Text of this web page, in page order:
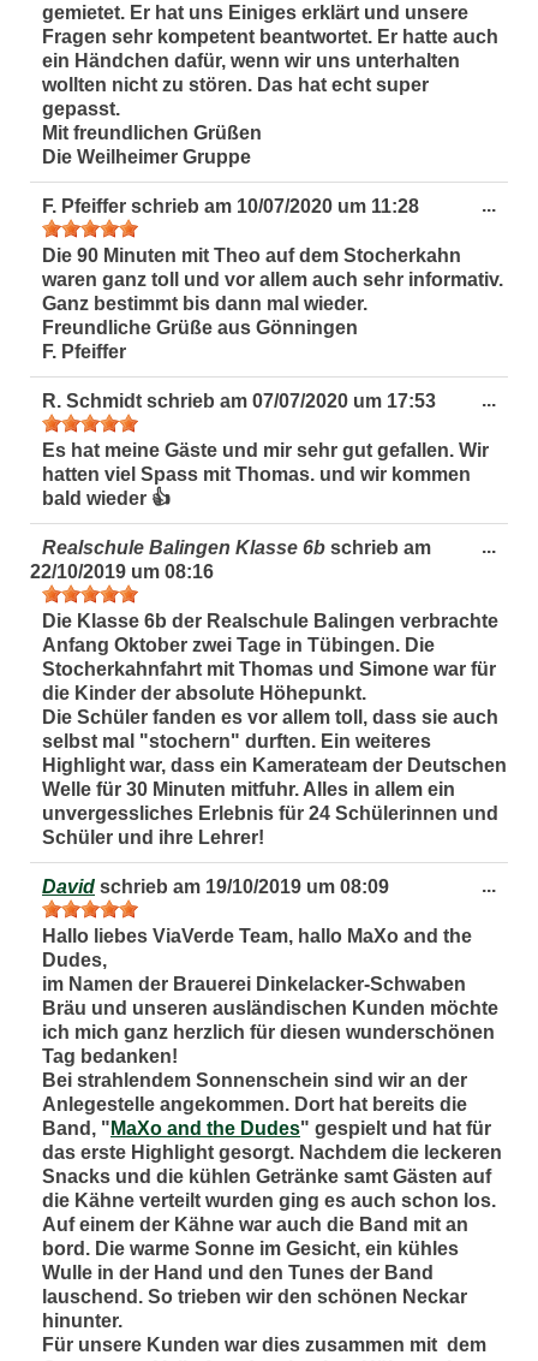
gemietet. Er hat uns Einiges erklärt und unsere
Fragen sehr kompetent beantwortet. Er hatte auch
ein Händchen dafür, wenn wir uns unterhalten
wollten nicht zu stören. Das hat echt super
gepasst.
Mit freundlichen Grüßen
Die Weilheimer Gruppe
F. Pfeiffer schrieb am 10/07/2020 um 11:28
Die 90 Minuten mit Theo auf dem Stocherkahn
waren ganz toll und vor allem auch sehr informativ.
Ganz bestimmt bis dann mal wieder.
Freundliche Grüße aus Gönningen
F. Pfeiffer
...
R. Schmidt schrieb am 07/07/2020 um 17:53
Es hat meine Gäste und mir sehr gut gefallen. Wir
hatten viel Spass mit Thomas. und wir kommen
bald wieder 👍
...
Realschule Balingen Klasse 6b schrieb am
22/10/2019 um 08:16
Die Klasse 6b der Realschule Balingen verbrachte
Anfang Oktober zwei Tage in Tübingen. Die
Stocherkahnfahrt mit Thomas und Simone war für
die Kinder der absolute Höhepunkt.
Die Schüler fanden es vor allem toll, dass sie auch
selbst mal "stochern" durften. Ein weiteres
Highlight war, dass ein Kamerateam der Deutschen
Welle für 30 Minuten mitfuhr. Alles in allem ein
unvergessliches Erlebnis für 24 Schülerinnen und
Schüler und ihre Lehrer!
...
David schrieb am 19/10/2019 um 08:09
Hallo liebes ViaVerde Team, hallo MaXo and the
Dudes,
im Namen der Brauerei Dinkelacker-Schwaben
Bräu und unseren ausländischen Kunden möchte
ich mich ganz herzlich für diesen wunderschönen
Tag bedanken!
Bei strahlendem Sonnenschein sind wir an der
Anlegestelle angekommen. Dort hat bereits die
Band, " MaXo and the Dudes" gespielt und hat für
das erste Highlight gesorgt. Nachdem die leckeren
Snacks und die kühlen Getränke samt Gästen auf
die Kähne verteilt wurden ging es auch schon los.
Auf einem der Kähne war auch die Band mit an
bord. Die warme Sonne im Gesicht, ein kühles
Wulle in der Hand und den Tunes der Band
lauschend. So trieben wir den schönen Neckar
hinunter.
Für unsere Kunden war dies zusammen mit dem
...